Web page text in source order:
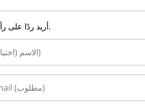
أريد ردًا على رأيي.